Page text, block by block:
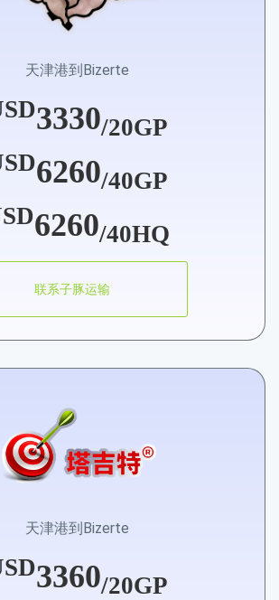
天津港到Bizerte
3330/20GP
6260/40GP
6260/40HQ
联系子豚运输
天津港到Bizerte
3360/20GP